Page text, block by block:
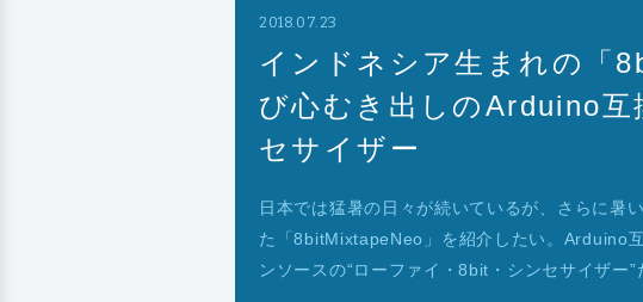
2018.07.23
インドネシア生まれの「
び心むき出しのArduino互
セサイザー
日本では猛暑の日々が続いているが、さらに暑
た「8bitMixtapeNeo」を紹介したい。Arduino
ンソースの“ローファイ・8bit・シンセサイザー”